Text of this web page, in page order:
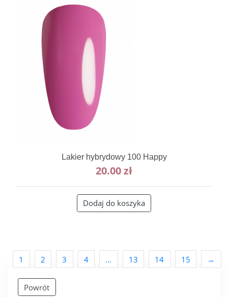
Powrót
Lakier hybrydowy 100 Happy
20.00zł
Dodaj do koszyka
1 2 3 4 … 13 14 15 →